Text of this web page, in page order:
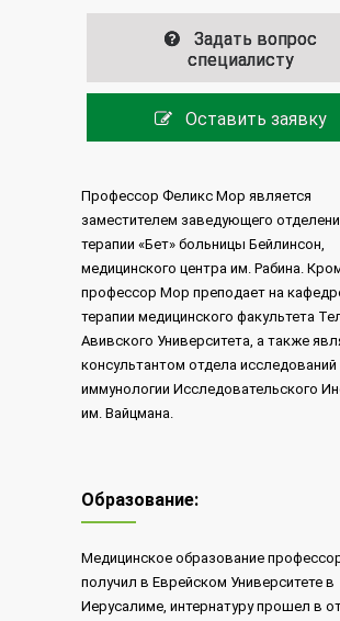
Задать вопрос
специалисту
Оставить заявку
Профессор Феликс Мор является
заместителем заведующего
терапии «Бет» больницы Бейлинсон,
медицинского центра им. Рабина.
профессор Мор преподает на
терапии медицинского факультета
Авивского Университета, а также
консультантом отдела исследований
иммунологии Исследовательского
им. Вайцмана.
Образование:
Медицинское образование
получил в Еврейском Университете в
Иерусалиме, интернатуру прошел в